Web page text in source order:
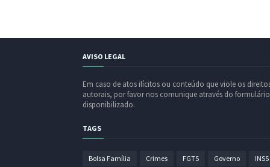
AVISO LEGAL
Em caso de atos ilícitos ou conteúdo que viole os
autorais, por favor nos comunique através do formulário
disponibilizado.
TAGS
Bolsa Família Crimes FGTS Governo INSS